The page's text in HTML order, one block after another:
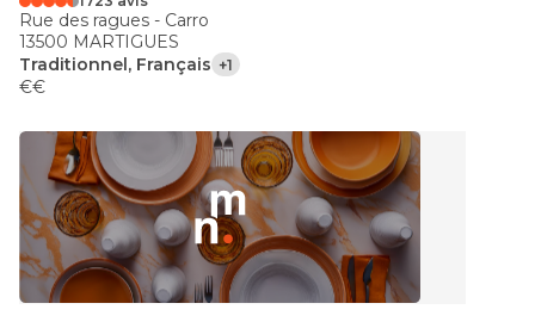
Rue des ragues - Carro
13500 MARTIGUES
Traditionnel, Français +1
€€